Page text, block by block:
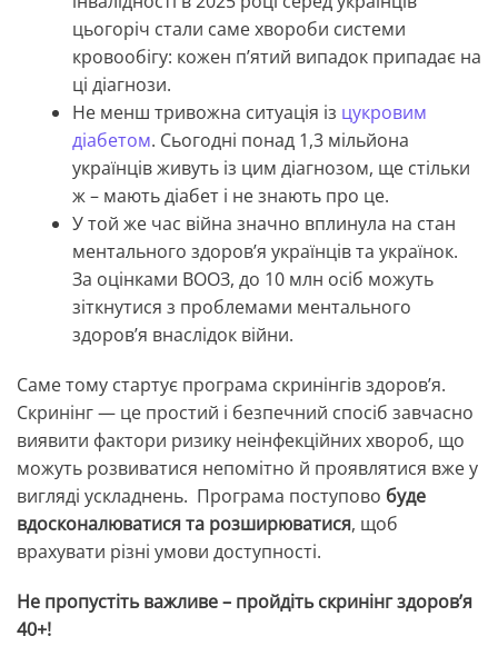
цьогоріч стали саме хвороби системи
кровообігу: кожен п’ятий випадок припадає на
ці діагнози.
Не менш тривожна ситуація із цукровим
діабетом. Сьогодні понад 1,3 мільйона
українців живуть із цим діагнозом, ще стільки
ж – мають діабет і не знають про це.
У той же час війна значно вплинула на стан
ментального здоров’я українців та українок.
За оцінками ВООЗ, до 10 млн осіб можуть
зіткнутися з проблемами ментального
здоров’я внаслідок війни.
Саме тому стартує програма скринінгів здоров’я.
Скринінг — це простий і безпечний спосіб завчасно
виявити фактори ризику неінфекційних хвороб, що
можуть розвиватися непомітно й проявлятися вже у
вигляді ускладнень. Програма поступово буде
вдосконалюватися та розширюватися, щоб
врахувати різні умови доступності.
Не пропустіть важливе– пройдіть скринінг здоров’я
40+!